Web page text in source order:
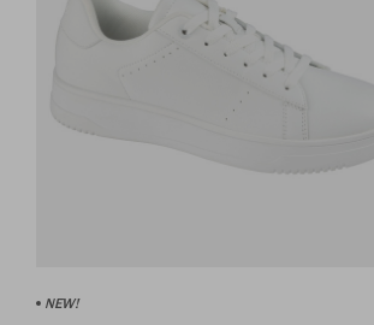
NEW!